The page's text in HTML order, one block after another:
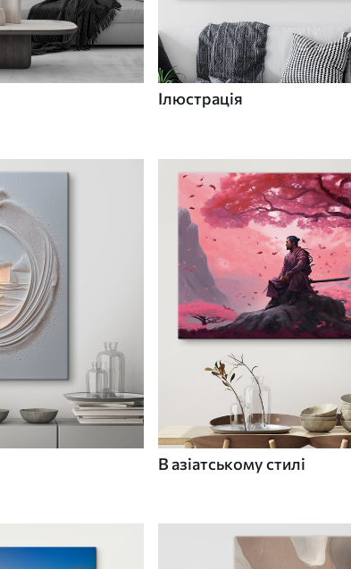
Ілюстрація
В азіатському стилі